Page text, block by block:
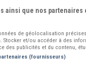
ainsi que nos
de géolocalisation
Stocker et/ou accéder à des
des publicités et du contenu,
(fournisseurs)